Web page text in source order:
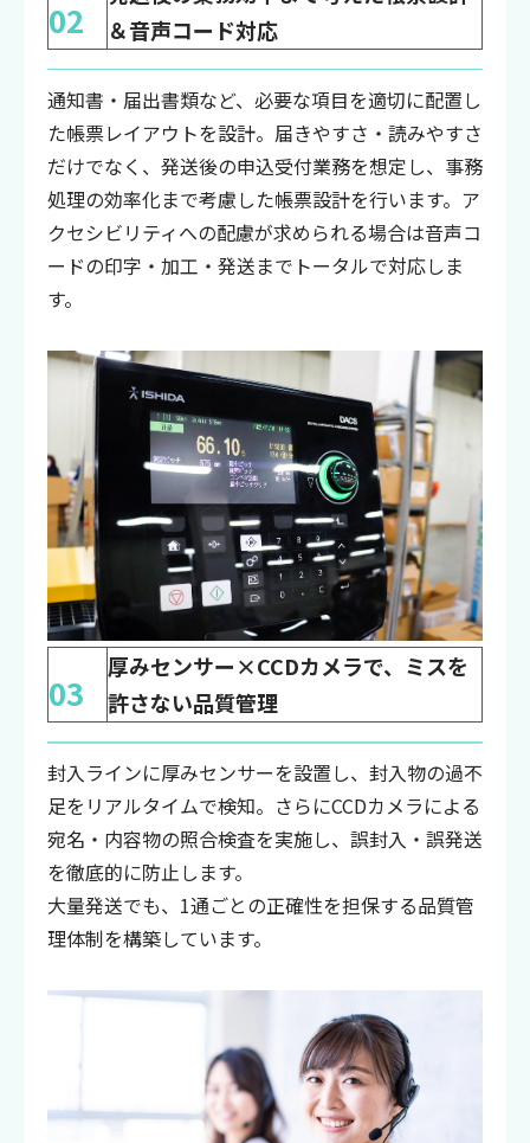
02
＆音声コード対応
通知書・届出書類など、必要な項目を適切に配置し
た帳票レイアウトを設計。届きやすさ・読みやすさ
だけでなく、発送後の申込受付業務を想定し、事務
処理の効率化まで考慮した帳票設計を行います。ア
クセシビリティへの配慮が求められる場合は音声コ
ードの印字・加工・発送までトータルで対応しま
す。
03
厚みセンサー×CCDカメラで、ミスを
許さない品質管理
封入ラインに厚みセンサーを設置し、封入物の過不
足をリアルタイムで検知。さらにCCDカメラによる
宛名・内容物の照合検査を実施し、誤封入・誤発送
を徹底的に防止します。
大量発送でも、1通ごとの正確性を担保する品質管
理体制を構築しています。